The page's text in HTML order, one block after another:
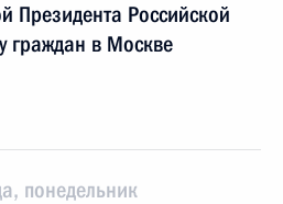
Президента Российской
граждан в Москве
понедельник